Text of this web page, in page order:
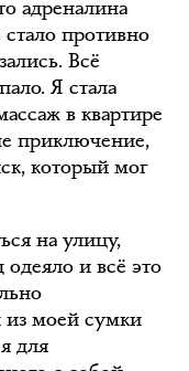
адреналина
противно
Всё
Я стала
в квартире
приключение,
который мог
на улицу,
одеяло и всё это
из моей сумки
для